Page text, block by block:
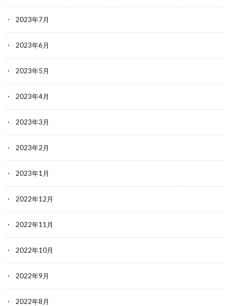
2023年7月
2023年6月
2023年5月
2023年4月
2023年3月
2023年2月
2023年1月
2022年12月
2022年11月
2022年10月
2022年9月
2022年8月